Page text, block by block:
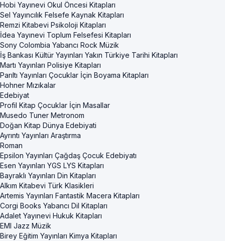
Hobi Yayınevi Okul Öncesi Kitapları
Sel Yayıncılık Felsefe Kaynak Kitapları
Remzi Kitabevi Psikoloji Kitapları
İdea Yayınevi Toplum Felsefesi Kitapları
Sony Colombia Yabancı Rock Müzik
İş Bankası Kültür Yayınları Yakın Türkiye Tarihi Kitapları
Martı Yayınları Polisiye Kitapları
Parıltı Yayınları Çocuklar İçin Boyama Kitapları
Hohner Mızıkalar
Edebiyat
Profil Kitap Çocuklar İçin Masallar
Musedo Tuner Metronom
Doğan Kitap Dünya Edebiyati
Ayrıntı Yayınları Araştırma
Roman
Epsilon Yayınları Çağdaş Çocuk Edebiyatı
Esen Yayınları YGS LYS Kitapları
Bayraklı Yayınları Din Kitapları
Alkım Kitabevi Türk Klasikleri
Artemis Yayınları Fantastik Macera Kitapları
Corgi Books Yabancı Dil Kitapları
Adalet Yayınevi Hukuk Kitapları
EMI Jazz Müzik
Birey Eğitim Yayınları Kimya Kitapları